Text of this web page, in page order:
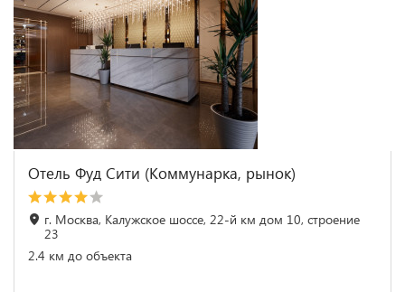
Отель Фуд Сити (Коммунарка, рынок)
г. Москва, Калужское шоссе, 22-й км дом 10, строение
23
2.4 км до объекта